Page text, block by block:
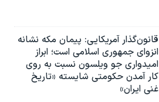
قانون‌گذار آمریکایی: پیمان مکه نشانه
انزوای جمهوری اسلامی است؛ ابراز
امیدواری جو ویلسون نسبت به روی
کار آمدن حکومتی شایسته «تاریخ
غنی ایران»